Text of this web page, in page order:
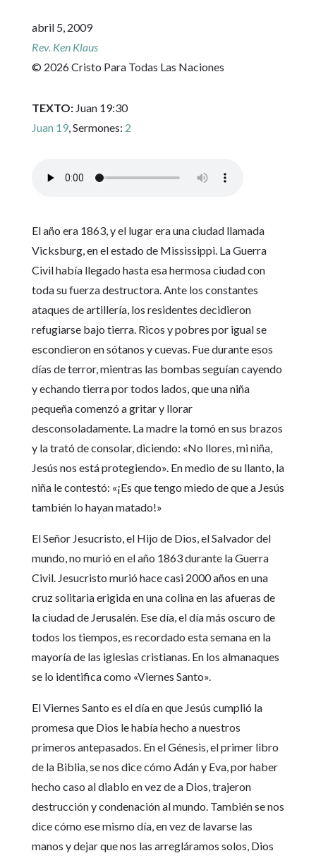
abril 5, 2009
Rev. Ken Klaus
© 2026 Cristo Para Todas Las Naciones
TEXTO: Juan 19:30
Juan 19, Sermones: 2
El año era 1863, y el lugar era una ciudad llamada
Vicksburg, en el estado de Mississippi. La Guerra
Civil había llegado hasta esa hermosa ciudad con
toda su fuerza destructora. Ante los constantes
ataques de artillería, los residentes decidieron
refugiarse bajo tierra. Ricos y pobres por igual se
escondieron en sótanos y cuevas. Fue durante esos
días de terror, mientras las bombas seguían cayendo
y echando tierra por todos lados, que una niña
pequeña comenzó a gritar y llorar
desconsoladamente. La madre la tomó en sus brazos
y la trató de consolar, diciendo: «No llores, mi niña,
Jesús nos está protegiendo». En medio de su llanto, la
niña le contestó: «¡Es que tengo miedo de que a Jesús
también lo hayan matado!»
El Señor Jesucristo, el Hijo de Dios, el Salvador del
mundo, no murió en el año 1863 durante la Guerra
Civil. Jesucristo murió hace casi 2000 años en una
cruz solitaria erigida en una colina en las afueras de
la ciudad de Jerusalén. Ese día, el día más oscuro de
todos los tiempos, es recordado esta semana en la
mayoría de las iglesias cristianas. En los almanaques
se lo identifica como «Viernes Santo».
El Viernes Santo es el día en que Jesús cumplió la
promesa que Dios le había hecho a nuestros
primeros antepasados. En el Génesis, el primer libro
de la Biblia, se nos dice cómo Adán y Eva, por haber
hecho caso al diablo en vez de a Dios, trajeron
destrucción y condenación al mundo. También se nos
dice cómo ese mismo día, en vez de lavarse las
manos y dejar que nos las arregláramos solos, Dios